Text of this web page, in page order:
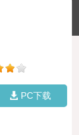
PC下载